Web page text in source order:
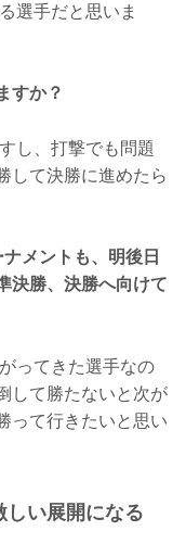
選手だと思いま
すか？
し、打撃でも問題
して決勝に進めたら
メントも、明後日
決勝、決勝へ向けて
ってきた選手なの
して勝たないと次が
って行きたいと思い
しい展開になる